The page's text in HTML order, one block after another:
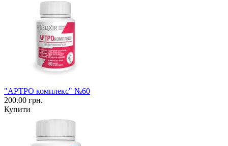
"АРТРО комплекс" №60
200.00 грн.
Купити